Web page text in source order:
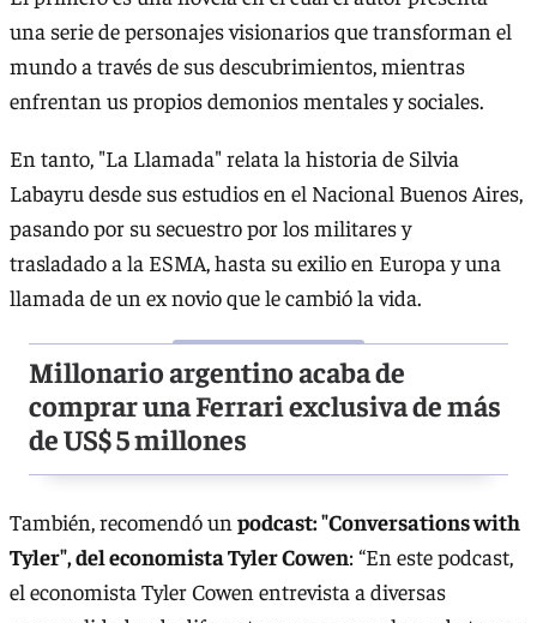
una serie de personajes visionarios que transforman el
mundo a través de sus descubrimientos, mientras
enfrentan us propios demonios mentales y sociales.
En tanto, "La Llamada" relata la historia de Silvia
Labayru desde sus estudios en el Nacional Buenos Aires,
pasando por su secuestro por los militares y
trasladado a la ESMA, hasta su exilio en Europa y una
llamada de un ex novio que le cambió la vida.
Millonario argentino acaba de
comprar una Ferrari exclusiva de más
de US$ 5 millones
También, recomendó un podcast: "Conversations with
Tyler", del economista Tyler Cowen: “En este podcast,
el economista Tyler Cowen entrevista a diversas